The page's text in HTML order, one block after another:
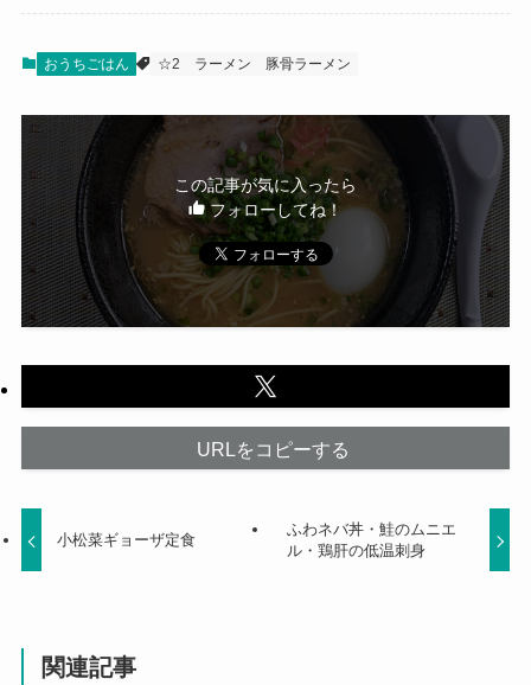
おうちごはん ☆2 ラーメン 豚骨ラーメン
この記事が気に入ったら
フォローしてね！
URLをコピーする
小松菜ギョーザ定食
ふわネバ丼・鮭のムニエ
ル・鶏肝の低温刺身
関連記事